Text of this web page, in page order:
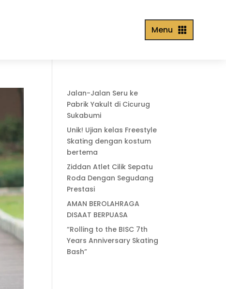

Menu
Jalan-Jalan Seru ke
Pabrik Yakult di Cicurug
Sukabumi
Unik! Ujian kelas Freestyle
Skating dengan kostum
bertema
Ziddan Atlet Cilik Sepatu
Roda Dengan Segudang
Prestasi
AMAN BEROLAHRAGA
DISAAT BERPUASA
“Rolling to the BISC 7th
Years Anniversary Skating
Bash”